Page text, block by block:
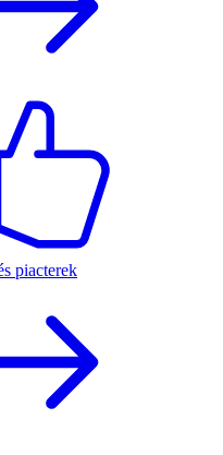
piacterek